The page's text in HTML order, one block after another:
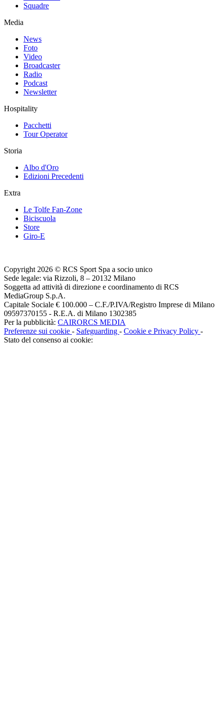
Squadre
Media
News
Foto
Video
Broadcaster
Radio
Podcast
Newsletter
Hospitality
Pacchetti
Tour Operator
Storia
Albo d'Oro
Edizioni Precedenti
Extra
Le Tolfe Fan-Zone
Biciscuola
Store
Giro-E
Copyright 2026 © RCS Sport Spa a socio unico
Sede legale: via Rizzoli, 8 – 20132 Milano
Soggetta ad attività di direzione e coordinamento di RCS
MediaGroup S.p.A.
Capitale Sociale € 100.000 – C.F./P.IVA/Registro Imprese di Milano
09597370155 - R.E.A. di Milano 1302385
Per la pubblicità: CAIRORCS MEDIA
Preferenze sui cookie - Safeguarding - Cookie e Privacy Policy -
Stato del consenso ai cookie: